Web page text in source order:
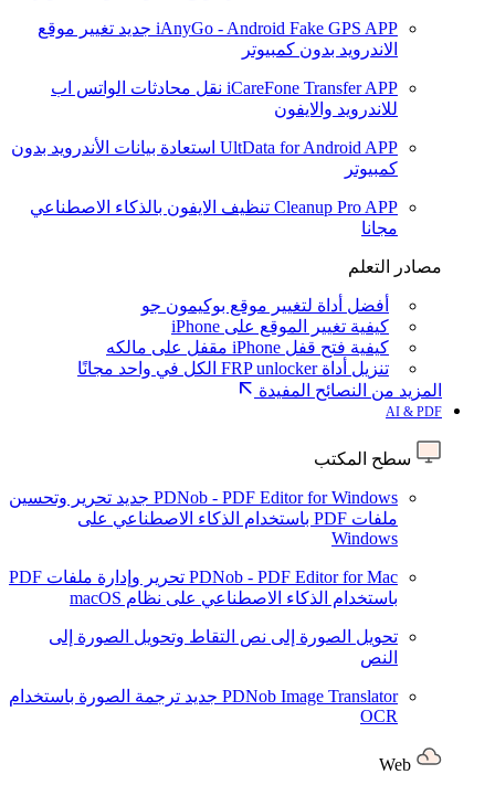
iAnyGo - Android Fake GPS APP جديد تغيير موقع
الاندرويد بدون كمبيوتر
iCareFone Transfer APP نقل محادثات الواتس اب
للاندرويد والايفون
UltData for Android APP استعادة بيانات الأندرويد بدون
كمبيوتر
Cleanup Pro APP تنظيف الايفون بالذكاء الاصطناعي
مجانا
مصادر التعلم
أفضل أداة لتغيير موقع بوكيمون جو
كيفية تغيير الموقع على iPhone
كيفية فتح قفل iPhone مقفل على مالكه
تنزيل أداة FRP unlocker الكل في واحد مجانًا
المزيد من النصائح المفيدة
AI & PDF
سطح المكتب
PDNob - PDF Editor for Windows جديد تحرير وتحسين
ملفات PDF باستخدام الذكاء الاصطناعي على
Windows
PDNob - PDF Editor for Mac
تحرير وإدارة ملفات PDF
باستخدام الذكاء الاصطناعي على نظام macOS
تحويل الصورة إلى نص التقاط وتحويل الصورة إلى
النص
PDNob Image Translator جديد ترجمة الصورة باستخدام
OCR